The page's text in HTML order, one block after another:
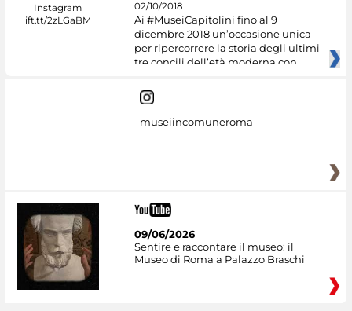
02/10/2018
Ai #MuseiCapitolini fino al 9
dicembre 2018 un’occasione unica
per ripercorrere la storia degli ultimi
tre concili dell’età moderna con
museiincomuneroma
09/06/2026
Sentire e raccontare il museo: il
Museo di Roma a Palazzo Braschi